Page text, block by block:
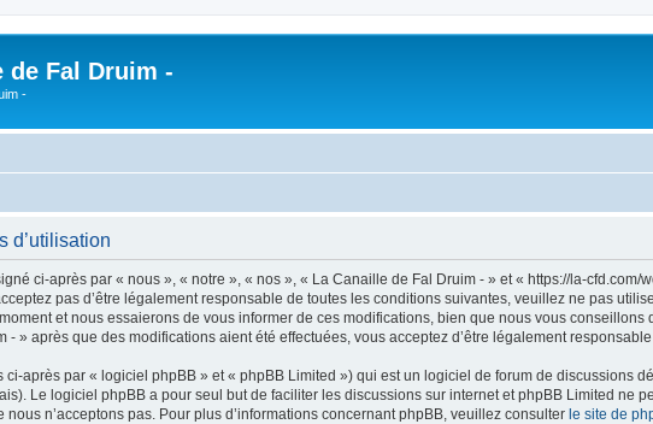
de Fal Druim -
-
d’utilisation
ci-après par « nous », « notre », « nos », « La Canaille de Fal Druim - » et « https://la-cfd.com/
pas d’être légalement responsable de toutes les conditions suivantes, veuillez ne pas
et nous essaierons de vous informer de ces modifications, bien que nous vous
» après que des modifications aient été effectuées, vous acceptez d’être légalement
après par « logiciel phpBB » et « phpBB Limited ») qui est un logiciel de forum de discussions
Le logiciel phpBB a pour seul but de faciliter les discussions sur internet et phpBB Limited ne
n’acceptons pas. Pour plus d’informations concernant phpBB, veuillez consulter le site de